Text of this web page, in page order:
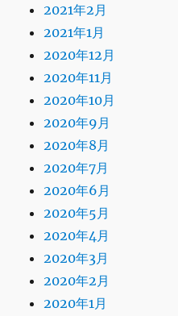
2021年2月
2021年1月
2020年12月
2020年11月
2020年10月
2020年9月
2020年8月
2020年7月
2020年6月
2020年5月
2020年4月
2020年3月
2020年2月
2020年1月